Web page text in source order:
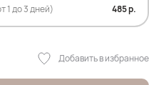
1 до 3 дней) 485 р.
Добавить в избранное